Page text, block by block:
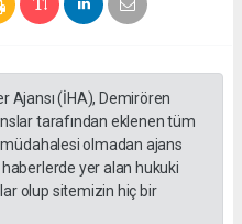
Ajansı (İHA), Demirören
tarafından eklenen tüm
olmadan ajans
yer alan hukuki
olup sitemizin hiç bir